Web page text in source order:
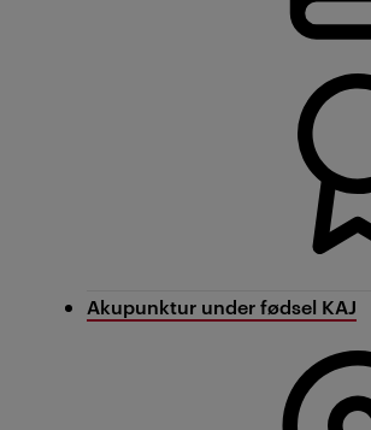
Akupunktur under fødsel KAJ